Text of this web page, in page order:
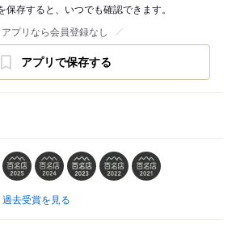
保存すると、いつでも確認できます。
アプリなら会員登録なし
アプリで保存する
過去受賞を見る